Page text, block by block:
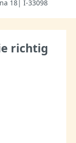
18| I-33098
richtig